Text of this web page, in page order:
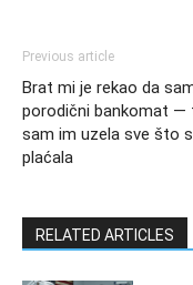
Previous article
Brat mi je rekao da
porodični bankomat —
sam im uzela sve što
plaćala
RELATED ARTICLES